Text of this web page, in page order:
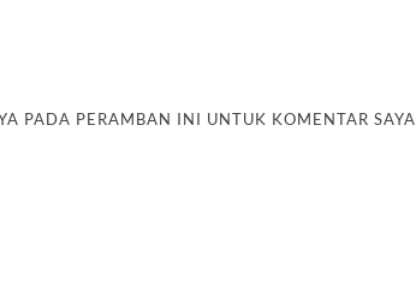
PADA PERAMBAN INI UNTUK KOMENTAR SAYA